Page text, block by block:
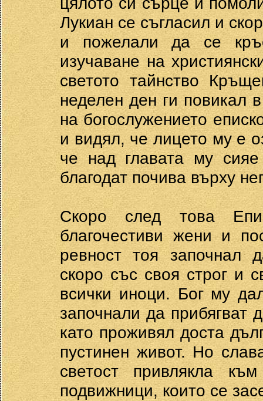
Лукиан се съгласил и
и пожелали да се
изучаване на
светото тайнство
неделен ден ги повикал
на богослужението
и видял, че лицето му е
че над главата му
благодат почива върху
Скоро след това
благочестиви жени и
ревност тоя започнал
скоро със своя строг и
всички иноци. Бог му
започнали да
като проживял доста
пустинен живот. Но
светост привлякла
подвижници, които се